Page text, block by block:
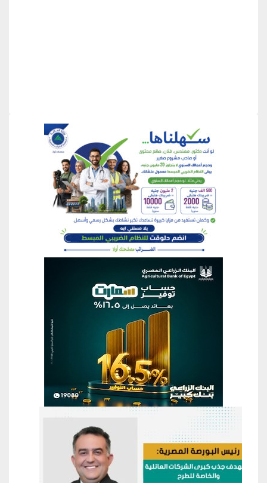
منطقة إعلانية
منطقة إعلانية